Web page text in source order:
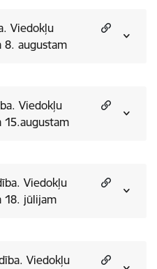
Viedokļu
8. augustam
Viedokļu
15.augustam
Viedokļu
18. jūlijam
Viedokļu